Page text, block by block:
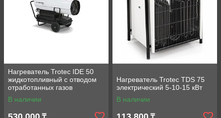
Нагреватель Trotec IDE 50
жидкотопливный с отводом
отработанных газов
В наличии
Нагреватель Trotec TDS 75
электрический 5-10-15 кВт
В наличии